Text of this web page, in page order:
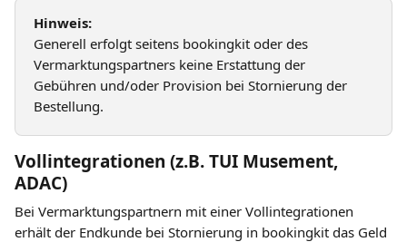
Hinweis:
Generell erfolgt seitens bookingkit oder des
Vermarktungspartners keine Erstattung der
Gebühren und/oder Provision bei Stornierung der
Bestellung.
Vollintegrationen (z.B. TUI Musement,
ADAC)
Bei Vermarktungspartnern mit einer Vollintegrationen
erhält der Endkunde bei Stornierung in bookingkit das Geld